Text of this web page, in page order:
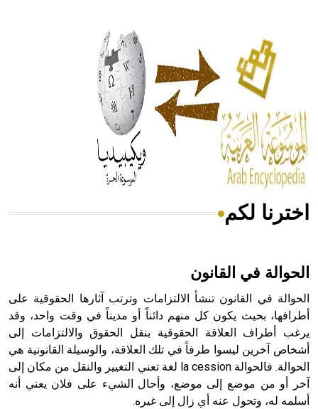
الحكم، الأدلة، تنظيم التغذية، ورسالته في جروح الرأس. ويعود
له الفضل بأنه حرر الطب من الدين والفلسفة.
- هل تعلم أن المرجان إفراز حيواني يتكون في البحر ويتركب
من مادة كربونات الكلسيوم، وهو أحمر أو شديد الحمرة وهو
أجود أنواعه، ويمتاز بكبر الحجم ويسمى الش
هل تعلم أن الأبسيد كلمة فرنسية اللفظ تم اعتمادها مصطلحاً
- هل تعلم أن أبجر Abgar اسم معروف جيداً يعود إلى عدد من
الملوك الذين حكموا مدينة إديسا (الرها) من أبجر الأول وحتى
التاسع، وهم ينتسبون إلى أسرة أوسروين
اخترنا لكم
الحوالة في القانون
الحوالة في القانون تنشأ الالتزامات وترتب آثارها الحقوقية على
أطرافها، بحيث يكون كل منهم دائناًَ أو مديناً في وقت واحد، وقد
يرغب أطراف العلاقة الحقوقية بنقل الحقوق والالتزامات إلى
أشخاص آخرين ليسوا طرفاً في تلك العلاقة، والوسيلة القانونية هي
الحوالة. فالحوالة la cession لغة تعني التغيير والنقل من مكان إلى
آخر أو من موضع إلى موضع، وأحال الشيء على فلان يعني أنه
أسلمه له، وتحول عنه أي زال إلى غيره.